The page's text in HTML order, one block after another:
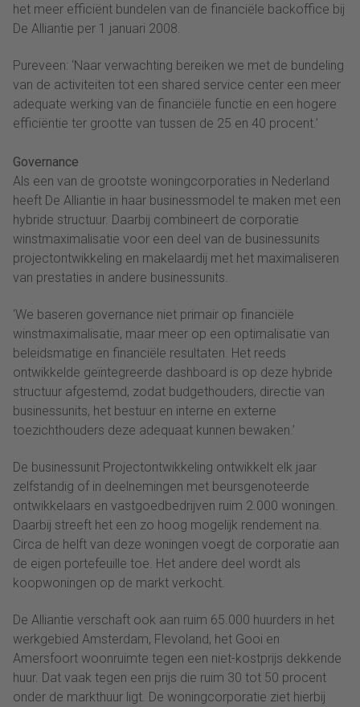
het meer efficiënt bundelen van de financiële backoffice bij
De Alliantie per 1 januari 2008.
Pureveen: ‘Naar verwachting bereiken we met de bundeling
van de activiteiten tot een shared service center een meer
adequate werking van de financiële functie en een hogere
efficiëntie ter grootte van tussen de 25 en 40 procent.’
Governance
Als een van de grootste woningcorporaties in Nederland
heeft De Alliantie in haar businessmodel te maken met een
hybride structuur. Daarbij combineert de corporatie
winstmaximalisatie voor een deel van de businessunits
projectontwikkeling en makelaardij met het maximaliseren
van prestaties in andere businessunits.
‘We baseren governance niet primair op financiële
winstmaximalisatie, maar meer op een optimalisatie van
beleidsmatige en financiële resultaten. Het reeds
ontwikkelde geïntegreerde dashboard is op deze hybride
structuur afgestemd, zodat budgethouders, directie van
businessunits, het bestuur en interne en externe
toezichthouders deze adequaat kunnen bewaken.’
De businessunit Projectontwikkeling ontwikkelt elk jaar
zelfstandig of in deelnemingen met beursgenoteerde
ontwikkelaars en vastgoedbedrijven ruim 2.000 woningen.
Daarbij streeft het een zo hoog mogelijk rendement na.
Circa de helft van deze woningen voegt de corporatie aan
de eigen portefeuille toe. Het andere deel wordt als
koopwoningen op de markt verkocht.
De Alliantie verschaft ook aan ruim 65.000 huurders in het
werkgebied Amsterdam, Flevoland, het Gooi en
Amersfoort woonruimte tegen een niet-kostprijs dekkende
huur. Dat vaak tegen een prijs die ruim 30 tot 50 procent
onder de markthuur ligt. De woningcorporatie ziet hierbij